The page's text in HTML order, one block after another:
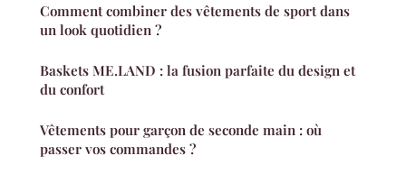
Comment combiner des vêtements de sport dans
un look quotidien ?
Baskets ME.LAND : la fusion parfaite du design et
du confort
Vêtements pour garçon de seconde main : où
passer vos commandes ?